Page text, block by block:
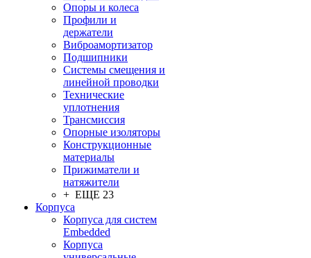
Опоры и колеса
Профили и
держатели
Виброамортизатор
Подшипники
Системы смещения и
линейной проводки
Технические
уплотнения
Трансмиссия
Опорные изоляторы
Конструкционные
материалы
Прижиматели и
натяжители
+ ЕЩЕ 23
Корпуса
Корпуса для систем
Embedded
Корпуса